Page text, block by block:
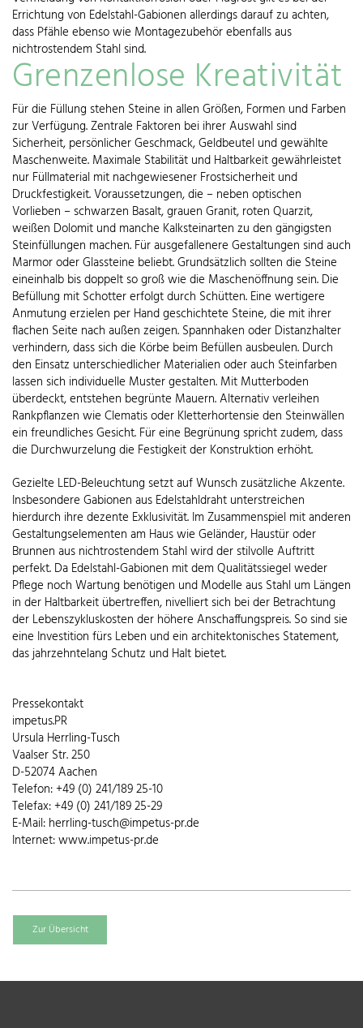
Errichtung von Edelstahl-Gabionen allerdings darauf zu achten,
dass Pfähle ebenso wie Montagezubehör ebenfalls aus
nichtrostendem Stahl sind.
Grenzenlose Kreativität
Für die Füllung stehen Steine in allen Größen, Formen und Farben
zur Verfügung. Zentrale Faktoren bei ihrer Auswahl sind
Sicherheit, persönlicher Geschmack, Geldbeutel und gewählte
Maschenweite. Maximale Stabilität und Haltbarkeit gewährleistet
nur Füllmaterial mit nachgewiesener Frostsicherheit und
Druckfestigkeit. Voraussetzungen, die – neben optischen
Vorlieben – schwarzen Basalt, grauen Granit, roten Quarzit,
weißen Dolomit und manche Kalksteinarten zu den gängigsten
Steinfüllungen machen. Für ausgefallenere Gestaltungen sind auch
Marmor oder Glassteine beliebt. Grundsätzlich sollten die Steine
eineinhalb bis doppelt so groß wie die Maschenöffnung sein. Die
Befüllung mit Schotter erfolgt durch Schütten. Eine wertigere
Anmutung erzielen per Hand geschichtete Steine, die mit ihrer
flachen Seite nach außen zeigen. Spannhaken oder Distanzhalter
verhindern, dass sich die Körbe beim Befüllen ausbeulen. Durch
den Einsatz unterschiedlicher Materialien oder auch Steinfarben
lassen sich individuelle Muster gestalten. Mit Mutterboden
überdeckt, entstehen begrünte Mauern. Alternativ verleihen
Rankpflanzen wie Clematis oder Kletterhortensie den Steinwällen
ein freundliches Gesicht. Für eine Begrünung spricht zudem, dass
die Durchwurzelung die Festigkeit der Konstruktion erhöht.
Gezielte LED-Beleuchtung setzt auf Wunsch zusätzliche Akzente.
Insbesondere Gabionen aus Edelstahldraht unterstreichen
hierdurch ihre dezente Exklusivität. Im Zusammenspiel mit anderen
Gestaltungselementen am Haus wie Geländer, Haustür oder
Brunnen aus nichtrostendem Stahl wird der stilvolle Auftritt
perfekt. Da Edelstahl-Gabionen mit dem Qualitätssiegel weder
Pflege noch Wartung benötigen und Modelle aus Stahl um Längen
in der Haltbarkeit übertreffen, nivelliert sich bei der Betrachtung
der Lebenszykluskosten der höhere Anschaffungspreis. So sind sie
eine Investition fürs Leben und ein architektonisches Statement,
das jahrzehntelang Schutz und Halt bietet.
Pressekontakt
impetus.PR
Ursula Herrling-Tusch
Vaalser Str. 250
D-52074 Aachen
Telefon: +49 (0) 241/189 25-10
Telefax: +49 (0) 241/189 25-29
E-Mail: herrling-tusch@impetus-pr.de
Internet: www.impetus-pr.de
Zur Übersicht